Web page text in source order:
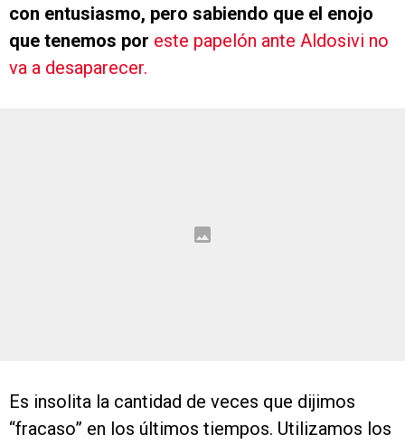
con entusiasmo, pero sabiendo que el enojo
que tenemos por este papelón ante Aldosivi no
va a desaparecer.
Es insolita la cantidad de veces que dijimos
“fracaso” en los últimos tiempos. Utilizamos los